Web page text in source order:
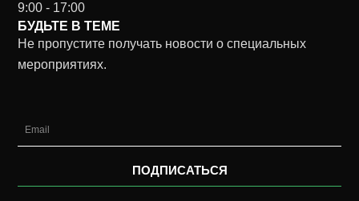
9:00 - 17:00
БУДЬТЕ В ТЕМЕ
Не пропустите получать новости о специальных
мероприятиях.
Email
ПОДПИСАТЬСЯ